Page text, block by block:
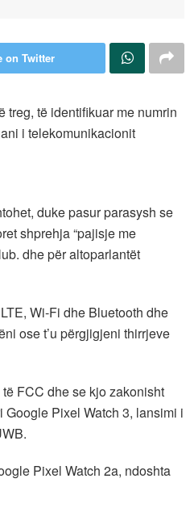
on Twitter
treg, të identifikuar me numrin
i telekomunikacionit
duke pasur parasysh se
shprehja “pajisje me
dhe për altoparlantët
Wi-Fi dhe Bluetooth dhe
ose t’u përgjigjeni thirrjeve
FCC dhe se kjo zakonisht
Pixel Watch 3, lansimi i
Pixel Watch 2a, ndoshta